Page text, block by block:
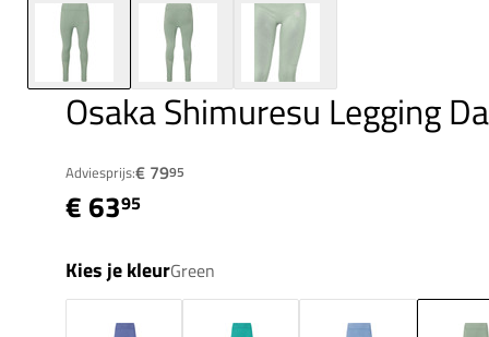
Osaka Shimuresu Legging
Adviesprijs:€ 7995
€ 6395
Kies je kleurGreen